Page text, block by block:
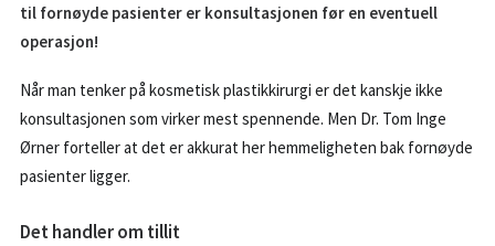
BESTILL KONSULTASJON
POST@PK1.NO
til fornøyde pasienter er konsultasjonen før en eventuell
operasjon!
Når man tenker på kosmetisk plastikkirurgi er det kanskje ikke
konsultasjonen som virker mest spennende. Men Dr. Tom Inge
Ørner forteller at det er akkurat her hemmeligheten bak fornøyde
pasienter ligger.
Det handler om tillit